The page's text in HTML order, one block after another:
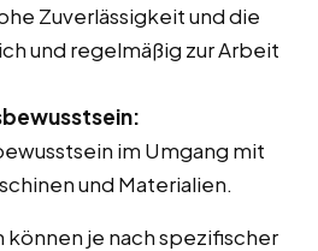
Zuverlässigkeit und die
und regelmäßig zur Arbeit
im Umgang mit
und Materialien.
können je nach spezifischer